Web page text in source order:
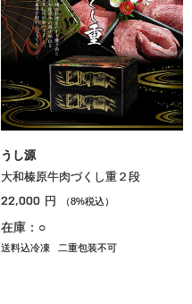
うし源
大和榛原牛肉づくし重２段
22,000 円 （8%税込）
在庫：○
送料込冷凍 二重包装不可